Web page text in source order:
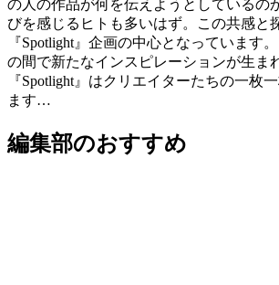
の人の作品が何を伝えようとしているの
びを感じるヒトも多いはず。この共感と
『Spotlight』企画の中心となっています
の間で新たなインスピレーションが生ま
『Spotlight』はクリエイターたちの一枚
ます…
編集部のおすすめ